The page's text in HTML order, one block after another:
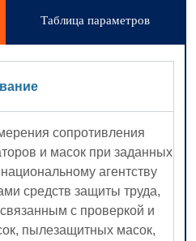
Таблица параметров